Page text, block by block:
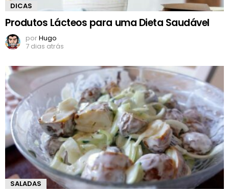
DICAS
Produtos Lácteos para uma Dieta Saudável
porHugo
7 dias atrás
SALADAS